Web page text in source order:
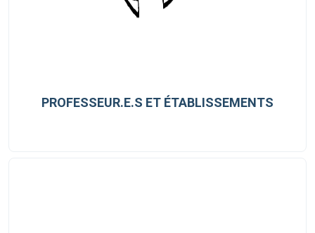
PROFESSEUR.E.S ET ÉTABLISSEMENTS